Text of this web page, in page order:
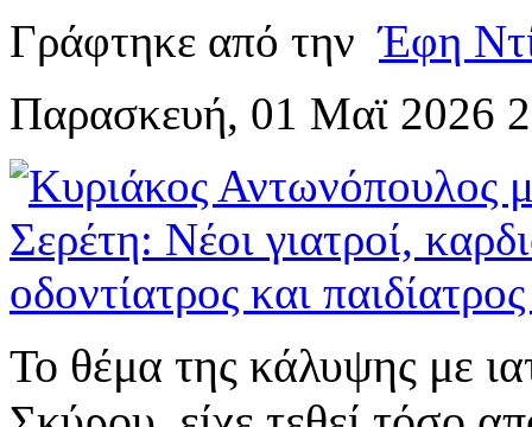
Γράφτηκε από τηνΈφη
Παρασκευή, 01 Μαϊ 2026
Το θέμα της κάλυψης με